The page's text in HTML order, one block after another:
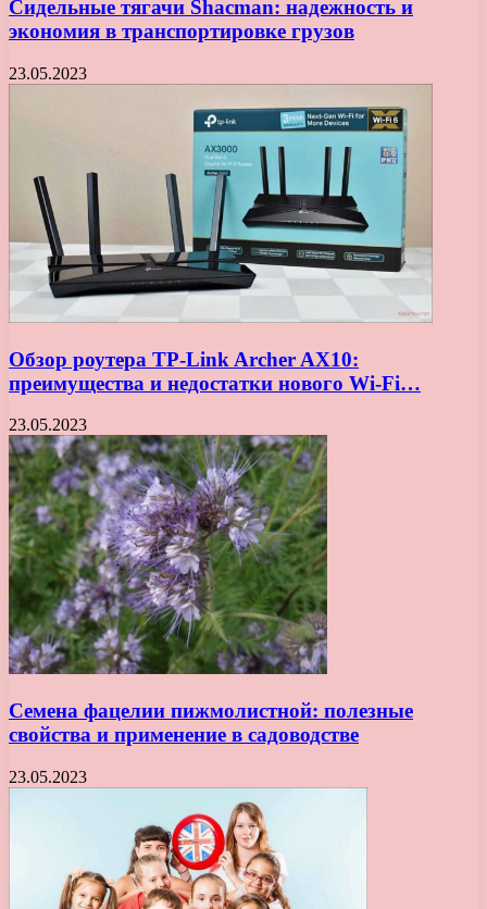
Сидельные тягачи Shacman: надежность и
экономия в транспортировке грузов
23.05.2023
Обзор роутера TP-Link Archer AX10:
преимущества и недостатки нового Wi-Fi…
23.05.2023
Семена фацелии пижмолистной: полезные
свойства и применение в садоводстве
23.05.2023